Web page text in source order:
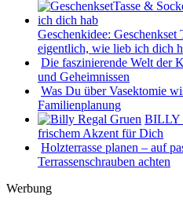
Geschenkidee: Geschenkset
eigentlich, wie lieb ich dich
Die faszinierende Welt der
und Geheimnissen
Was Du über Vasektomie
Familienplanung
BILLY
frischem Akzent für Dich
Holzterrasse planen – auf
Terrassenschrauben achten
Werbung